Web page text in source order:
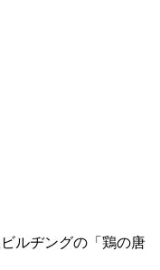
ルヂングの「鶏の唐